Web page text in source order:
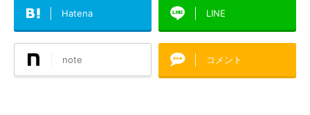
Hatena LINE
note コメント